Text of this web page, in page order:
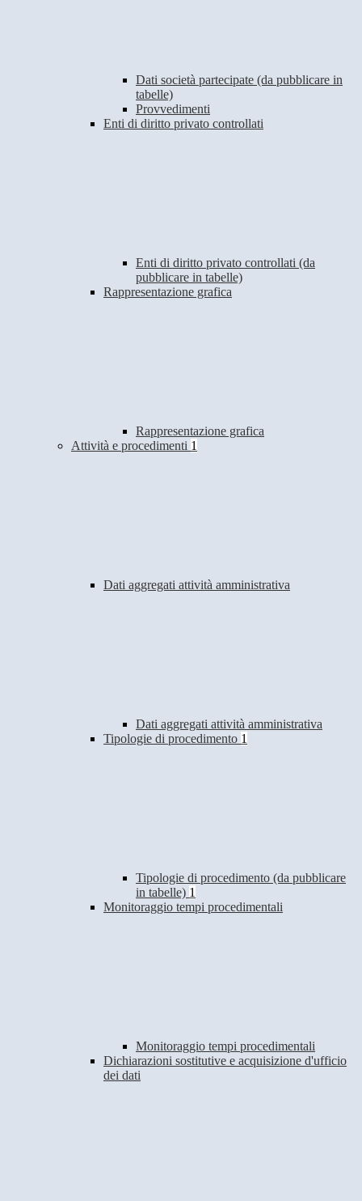
Dati società partecipate (da pubblicare in
tabelle)
Provvedimenti
Enti di diritto privato controllati
Enti di diritto privato controllati (da
pubblicare in tabelle)
Rappresentazione grafica
Rappresentazione grafica
Attività e procedimenti 1
Dati aggregati attività amministrativa
Dati aggregati attività amministrativa
Tipologie di procedimento 1
Tipologie di procedimento (da pubblicare
in tabelle) 1
Monitoraggio tempi procedimentali
Monitoraggio tempi procedimentali
Dichiarazioni sostitutive e acquisizione d'ufficio
dei dati